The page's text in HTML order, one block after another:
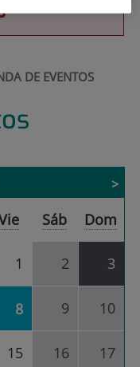
DE EVENTOS
Sáb Dom
1 2 3
8 9 10
15 16 17